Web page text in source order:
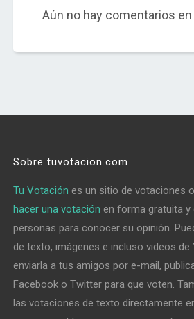
Aún no hay comentarios
Sobre tuvotacion.com
Tu Votación es un sitio de votaciones
hacer una votación en forma gratuita
personas para conocer su opinión.
de texto, imágenes e incluso videos de
enviarla a tus amigos por e-mail,
Facebook o Twitter para que voten.
las votaciones de texto directamente